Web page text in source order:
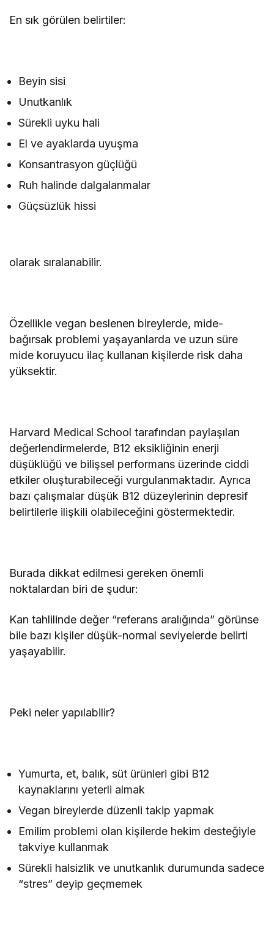
En sık görülen belirtiler:
Beyin sisi
Unutkanlık
Sürekli uyku hali
El ve ayaklarda uyuşma
Konsantrasyon güçlüğü
Ruh halinde dalgalanmalar
Güçsüzlük hissi
olarak sıralanabilir.
Özellikle vegan beslenen bireylerde, mide-
bağırsak problemi yaşayanlarda ve uzun süre
mide koruyucu ilaç kullanan kişilerde risk daha
yüksektir.
Harvard Medical School tarafından paylaşılan
değerlendirmelerde, B12 eksikliğinin enerji
düşüklüğü ve bilişsel performans üzerinde ciddi
etkiler oluşturabileceği vurgulanmaktadır. Ayrıca
bazı çalışmalar düşük B12 düzeylerinin depresif
belirtilerle ilişkili olabileceğini göstermektedir.
Burada dikkat edilmesi gereken önemli
noktalardan biri de şudur:
Kan tahlilinde değer “referans aralığında” görünse
bile bazı kişiler düşük-normal seviyelerde belirti
yaşayabilir.
Peki neler yapılabilir?
Yumurta, et, balık, süt ürünleri gibi B12
kaynaklarını yeterli almak
Vegan bireylerde düzenli takip yapmak
Emilim problemi olan kişilerde hekim desteğiyle
takviye kullanmak
Sürekli halsizlik ve unutkanlık durumunda sadece
“stres” deyip geçmemek